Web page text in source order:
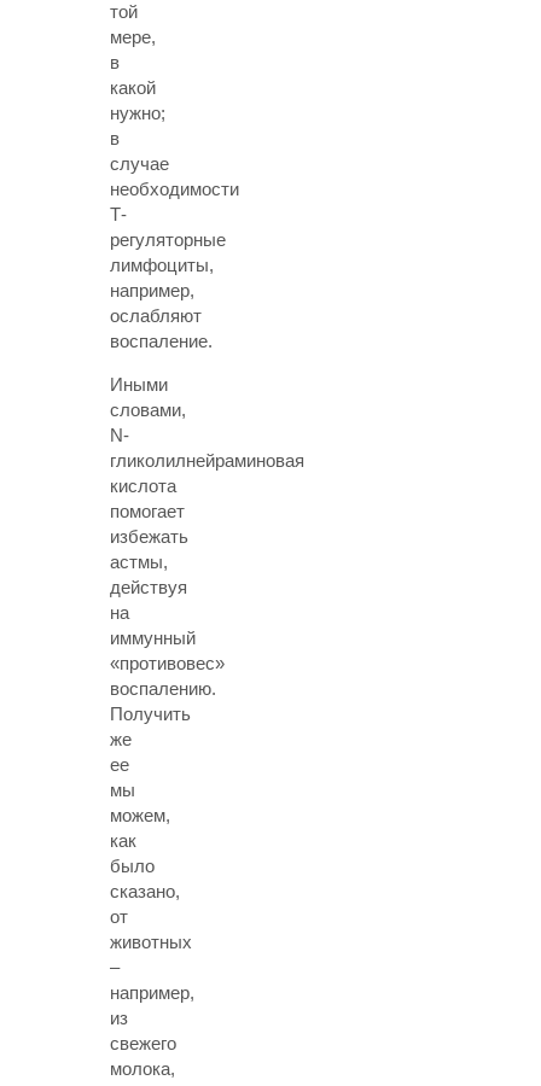
той
мере,
в
какой
нужно;
в
случае
необходимости
Т-
регуляторные
лимфоциты,
например,
ослабляют
воспаление.
Иными
словами,
N-
гликолилнейраминовая
кислота
помогает
избежать
астмы,
действуя
на
иммунный
«противовес»
воспалению.
Получить
же
ее
мы
можем,
как
было
сказано,
от
животных
–
например,
из
свежего
молока,